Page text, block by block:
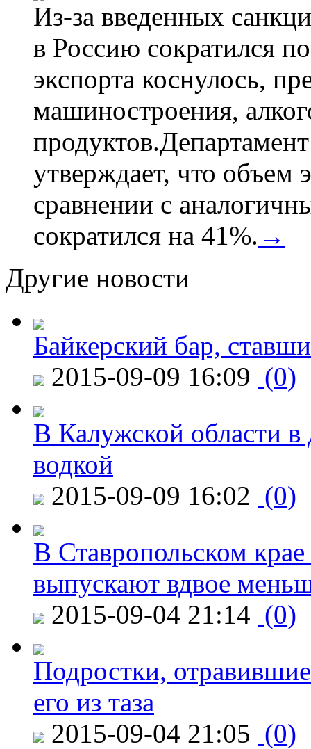
Из-за введенных
в Россию сократился
экспорта коснулось,
машиностроения,
утверждает, что объем
сравнении с
сократился на 41%. →
Другие новости
Байкерский бар,
2015-09-09 16:09 (0)
В Калужской области в
водкой
2015-09-09 16:02 (0)
В Ставропольском
выпускают вдвое
2015-09-04 21:14 (0)
Подростки,
его из таза
2015-09-04 21:05 (0)